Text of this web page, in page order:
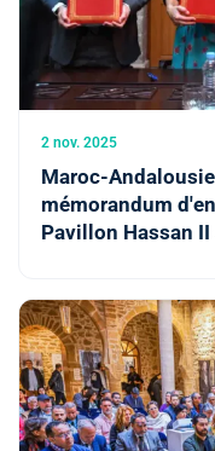
2 nov. 2025
Maroc-
mémorandum
Pavillon Hassan II